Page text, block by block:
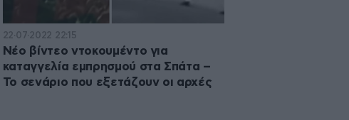
22·07·2022 22:15
Νέο βίντεο ντοκουμέντο για
καταγγελία εμπρησμού στα Σπάτα –
Το σενάριο που εξετάζουν οι αρχές